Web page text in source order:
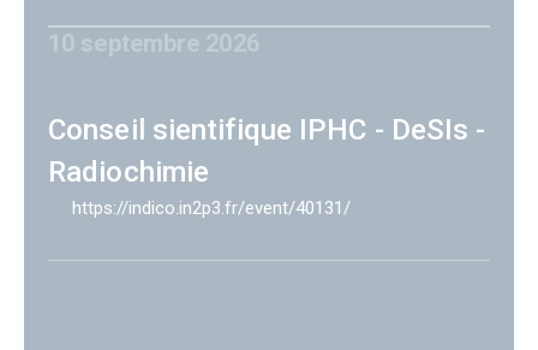
10 septembre 2026
Conseil sientifique IPHC - DeSIs -
Radiochimie
https://indico.in2p3.fr/event/40131/